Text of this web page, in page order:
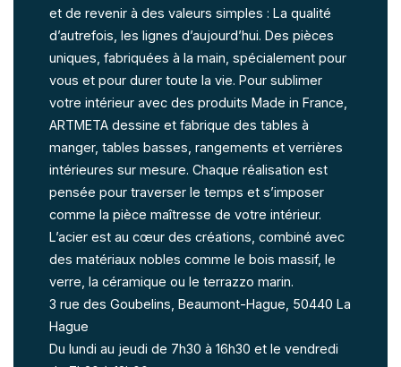
et de revenir à des valeurs simples : La qualité
d’autrefois, les lignes d’aujourd’hui. Des pièces
uniques, fabriquées à la main, spécialement pour
vous et pour durer toute la vie. Pour sublimer
votre intérieur avec des produits Made in France,
ARTMETA dessine et fabrique des tables à
manger, tables basses, rangements et verrières
intérieures sur mesure. Chaque réalisation est
pensée pour traverser le temps et s’imposer
comme la pièce maîtresse de votre intérieur.
L’acier est au cœur des créations, combiné avec
des matériaux nobles comme le bois massif, le
verre, la céramique ou le terrazzo marin.
3 rue des Goubelins, Beaumont-Hague, 50440 La
Hague
Du lundi au jeudi de 7h30 à 16h30 et le vendredi